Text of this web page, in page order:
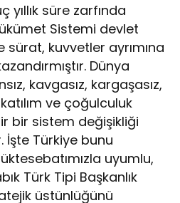
yıllık süre zarfında
Sistemi devlet
kuvvetler ayrımına
Dünya
kavgasız, kargaşasız,
ve çoğulculuk
bir sistem değişikliği
Türkiye bunu
uyumlu,
Türk Tipi Başkanlık
üstünlüğünü